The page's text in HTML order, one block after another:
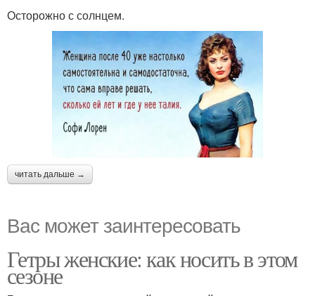
Осторожно с солнцем.
читать дальше →
Вас может заинтересовать
Гетры женские: как носить в этом
сезоне